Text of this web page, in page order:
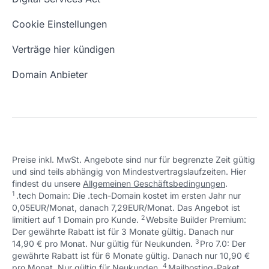
Schön, dass ich dir helfen konnte.
Tut mir leid, du erreichst uns unter:
+49 (0) 451 / 70 99 70
support@checkdomain.de
Schön, dass ich dir helfen konnte.
Tut mir leid, du erreichst uns unter:
+49 (0) 451 / 70 99 70
support@checkdomain.de
Schön, dass ich dir helfen konnte.
Tut mir leid, du erreichst uns unter:
+49 (0) 451 / 70 99 70oder
support@checkdomain.de
Schön, dass ich dir helfen konnte.
Tut mir leid, du erreichst uns unter:
+49 (0) 451 / 70 99 70oder
support@checkdomain.de
Schön, dass ich dir helfen konnte.
Tut mir leid, du erreichst uns unter:
+49 (0) 451 / 70 99 70oder
support@checkdomain.de
Domain Umzug
Wie ist meine IP?
Email Adresse erstellen
Cookie Einstellungen
Verträge hier kündigen
Domain Anbieter
Preise inkl. MwSt. Angebote sind nur für begrenzte Zeit gültig
und sind teils abhängig von Mindestvertragslaufzeiten. Hier
findest du unsere Allgemeinen Geschäftsbedingungen.
1 .tech Domain: Die .tech-Domain kostet im ersten Jahr nur
0,05EUR/Monat, danach 7,29EUR/Monat. Das Angebot ist
limitiert auf 1 Domain pro Kunde. ↩ 1
2 Website Builder Premium:
Der gewährte Rabatt ist für 3 Monate gültig. Danach nur
14,90 € pro Monat. Nur gültig für Neukunden. ↩ 1
3 Pro 7.0: Der
gewährte Rabatt ist für 6 Monate gültig. Danach nur 10,90 €
↩ 1
4